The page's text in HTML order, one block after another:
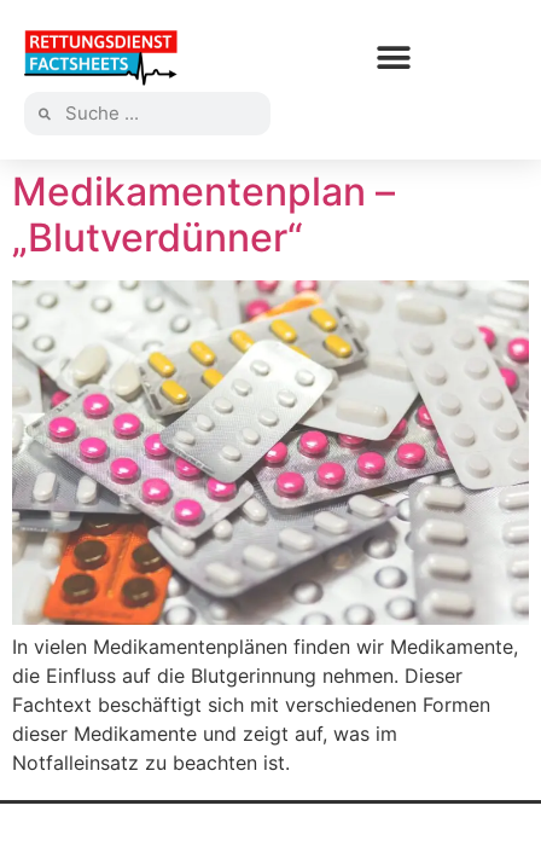
Medikamentenplan –
„Blutverdünner“
In vielen Medikamentenplänen finden wir Medikamente,
die Einfluss auf die Blutgerinnung nehmen. Dieser
Fachtext beschäftigt sich mit verschiedenen Formen
dieser Medikamente und zeigt auf, was im
Notfalleinsatz zu beachten ist.